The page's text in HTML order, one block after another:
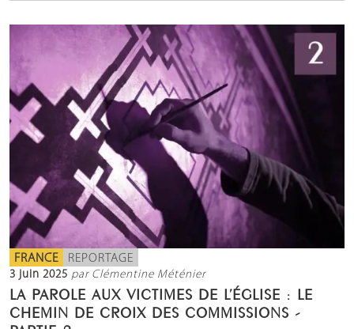
FRANCE REPORTAGE
3 juin 2025 par Clémentine Méténier
LA PAROLE AUX VICTIMES DE L’ÉGLISE : LE
CHEMIN DE CROIX DES COMMISSIONS -